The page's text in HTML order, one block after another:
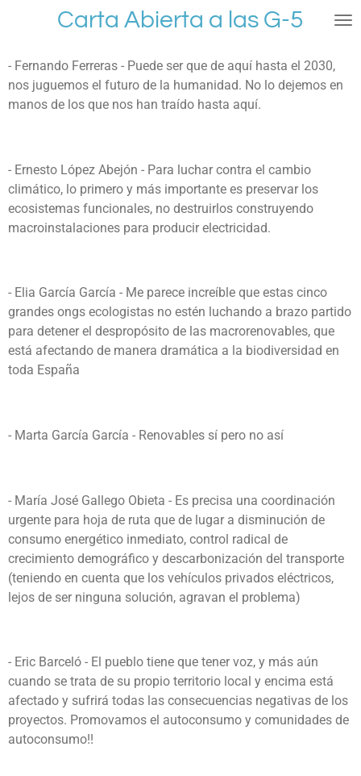
principal
Carta Abierta a las G-5
- Fernando Ferreras - Puede ser que de aquí hasta el 2030,
nos juguemos el futuro de la humanidad. No lo dejemos en
manos de los que nos han traído hasta aquí.
- Ernesto López Abejón - Para luchar contra el cambio
climático, lo primero y más importante es preservar los
ecosistemas funcionales, no destruirlos construyendo
macroinstalaciones para producir electricidad.
- Elia García García - Me parece increíble que estas cinco
grandes ongs ecologistas no estén luchando a brazo partido
para detener el despropósito de las macrorenovables, que
está afectando de manera dramática a la biodiversidad en
toda España
- Marta García García - Renovables sí pero no así
- María José Gallego Obieta - Es precisa una coordinación
urgente para hoja de ruta que de lugar a disminución de
consumo energético inmediato, control radical de
crecimiento demográfico y descarbonización del transporte
(teniendo en cuenta que los vehículos privados eléctricos,
lejos de ser ninguna solución, agravan el problema)
- Eric Barceló - El pueblo tiene que tener voz, y más aún
cuando se trata de su propio territorio local y encima está
afectado y sufrirá todas las consecuencias negativas de los
proyectos. Promovamos el autoconsumo y comunidades de
autoconsumo!!